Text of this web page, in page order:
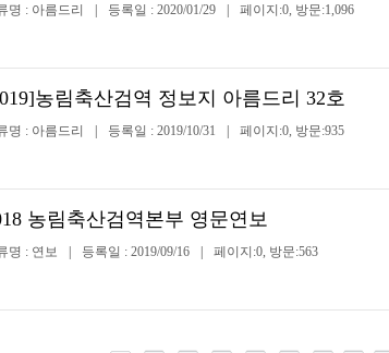
명 : 아름드리 등록일 : 2020/01/29 페이지:0, 방문:1,096
농림축산검역 정보지 아름드리 32호
명 : 아름드리 등록일 : 2019/10/31 페이지:0, 방문:935
농림축산검역본부 영문연보
명 : 연보 등록일 : 2019/09/16 페이지:0, 방문:563